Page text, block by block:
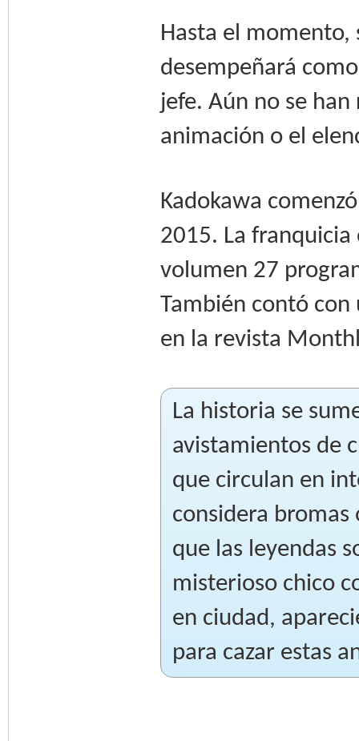
Hasta el momento,
desempeñará
jefe. Aún no se
animación o el
Kadokawa
2015. La
volumen 27
También contó con
en la revista
La historia se
avistamientos de
que circulan en
considera
que las leyendas
misterioso chico
en ciudad,
para cazar estas